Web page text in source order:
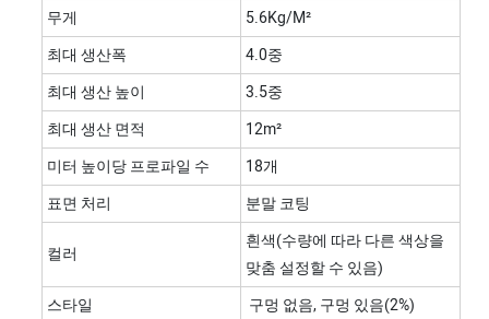
무게
5.6Kg/m²
최대 생산폭
4.0중
최대 생산 높이
3.5중
최대 생산 면적
12m²
미터 높이당 프로파일 수
18개
표면 처리
분말 코팅
컬러
흰색(수량에 따라 다른 색상을
맞춤 설정할 수 있음)
스타일
구멍 없음, 구멍 있음(2%)